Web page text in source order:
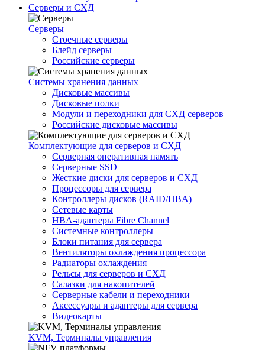
Серверы и СХД
Серверы
Стоечные серверы
Блейд серверы
Российские серверы
Системы хранения данных
Дисковые массивы
Дисковые полки
Модули и переходники для СХД серверов
Российские дисковые массивы
Комплектующие для серверов и СХД
Серверная оперативная память
Серверные SSD
Жесткие диски для серверов и СХД
Процессоры для сервера
Контроллеры дисков (RAID/HBA)
Сетевые карты
HBA-адаптеры Fibre Channel
Системные контроллеры
Блоки питания для сервера
Вентиляторы охлаждения процессора
Радиаторы охлаждения
Рельсы для серверов и СХД
Салазки для накопителей
Серверные кабели и переходники
Аксессуары и адаптеры для сервера
Видеокарты
KVM, Терминалы управления